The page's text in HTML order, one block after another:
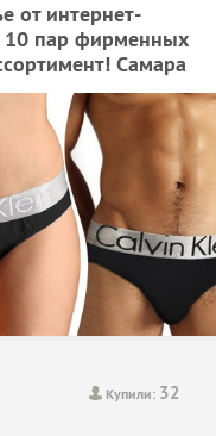
от интернет-
10 пар фирменных
Самара
Купили: 32